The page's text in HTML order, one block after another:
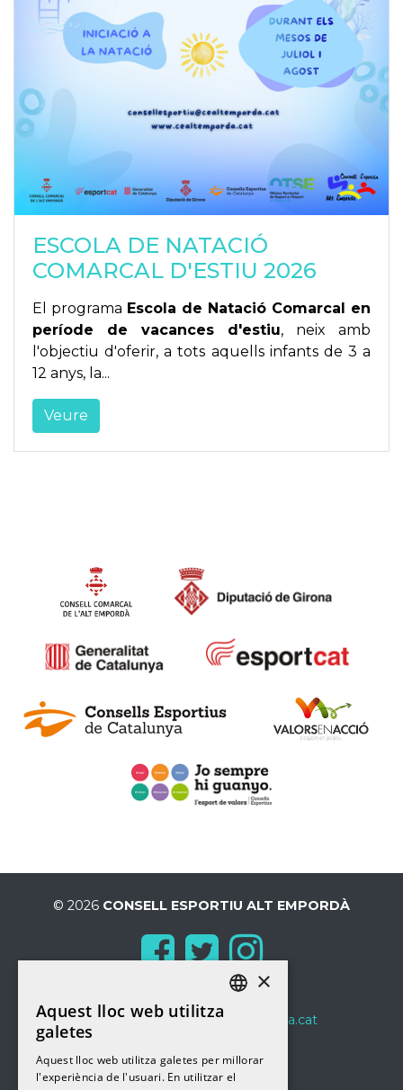
ESCOLA DE NATACIÓ
COMARCAL D'ESTIU 2026
El programa Escola de Natació Comarcal en
període de vacances d'estiu, neix amb
l'objectiu d'oferir, a tots aquells infants de 3 a
12 anys, la...
Veure
© 2026 CONSELL ESPORTIU ALT EMPORDÀ
consellesportiu@cealtemporda.cat
C/Anicet de pagès 2
17600 Figueres -
×
Aquest lloc web utilitza
galetes
Aquest lloc web utilitza galetes per millorar
l'experiència de l'usuari. En utilitzar el